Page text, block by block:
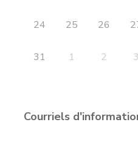
24 25 26
31 1 2 3
Courriels